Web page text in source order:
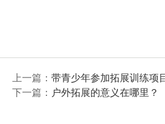
上一篇： 带青少年参加拓展训练项
下一篇： 户外拓展的意义在哪里？